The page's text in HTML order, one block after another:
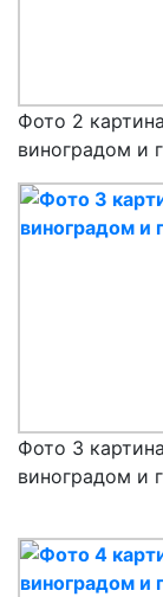
Фото 2
виноградом и
Фото 3
виноградом и